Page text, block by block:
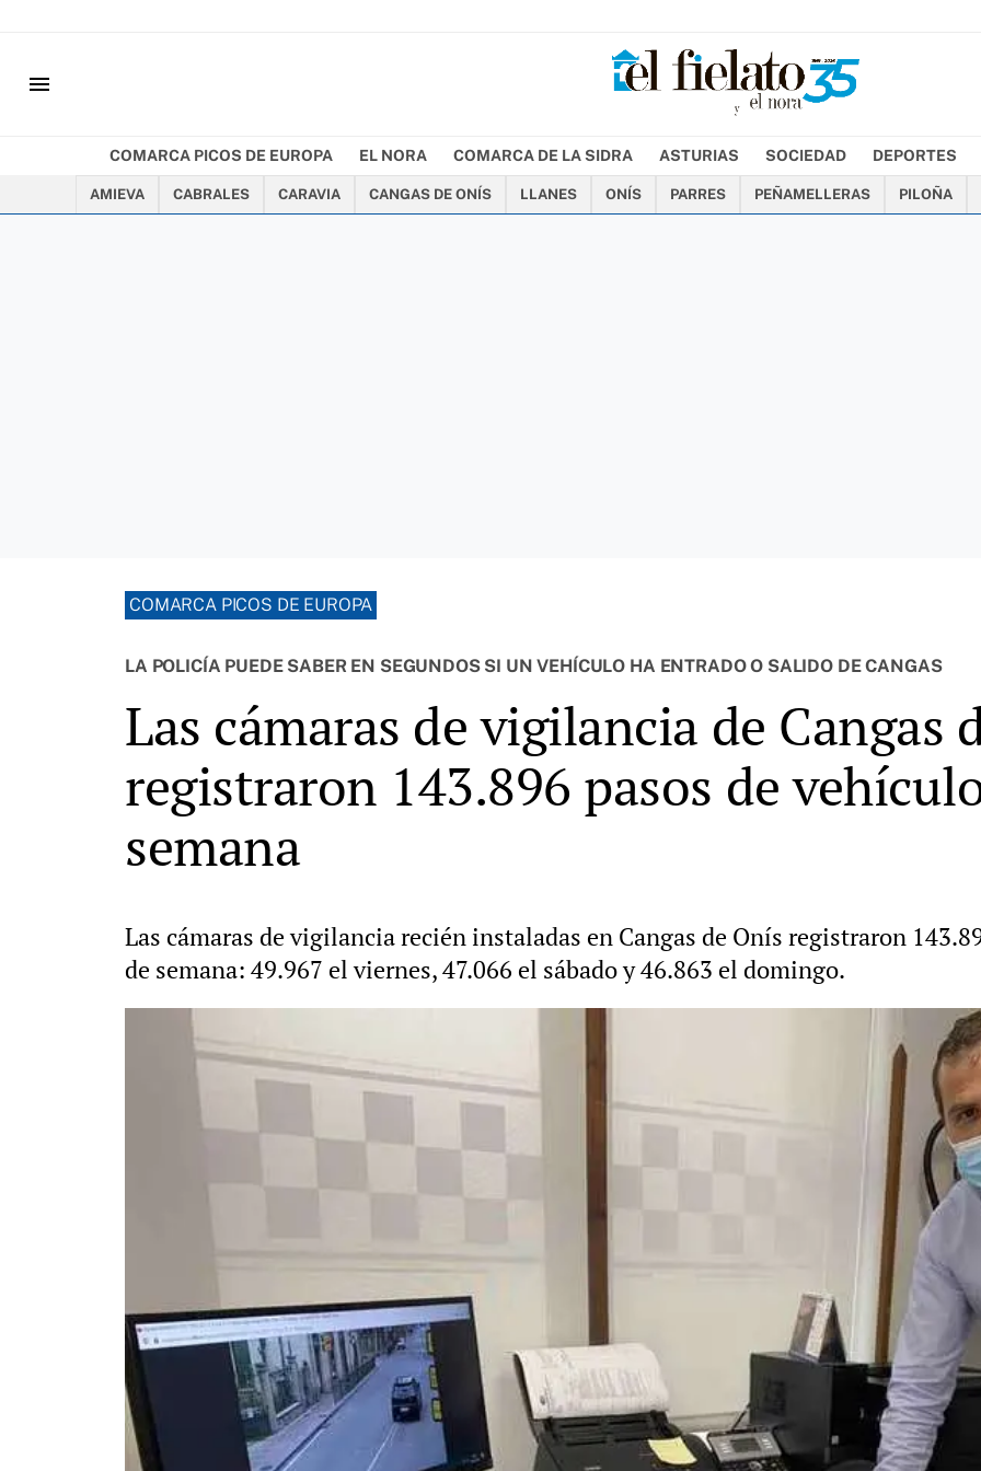
menu
COMARCA PICOS DE EUROPA EL NORA COMARCA DE LA SIDRA ASTURIAS SOCIEDAD DEPORTES
AMIEVA CABRALES CARAVIA CANGAS DE ONÍS LLANES ONÍS PARRES PEÑAMELLERAS PILOÑA
COMARCA PICOS DE EUROPA
LA POLICÍA PUEDE SABER EN SEGUNDOS SI UN VEHÍCULO HA ENTRADO O SALIDO DE CANGAS
Las cámaras de vigilancia de Cangas
registraron 143.896 pasos de
semana
Las cámaras de vigilancia recién instaladas en Cangas de Onís registraron
de semana: 49.967 el viernes, 47.066 el sábado y 46.863 el domingo.